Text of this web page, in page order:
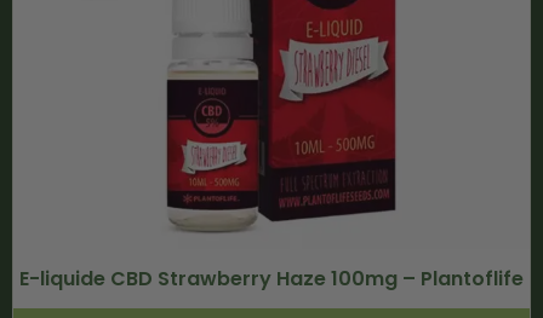
E-liquide CBD Strawberry Haze 100mg – Plantoflife